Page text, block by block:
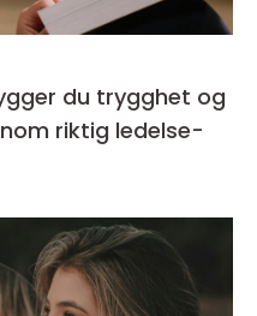
du trygghet og
riktig ledelse-